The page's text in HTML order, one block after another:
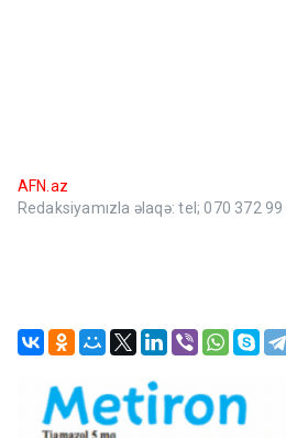
AFN.az
Redaksiyamızla əlaqə: tel; 070 372